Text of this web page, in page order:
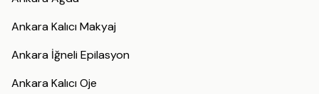
Ankara Kalıcı Makyaj
Ankara İğneli Epilasyon
Ankara Kalıcı Oje